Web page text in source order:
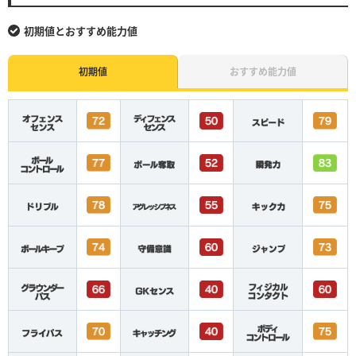
初期値とおすすめ能力値
初期値 おすすめ能力値